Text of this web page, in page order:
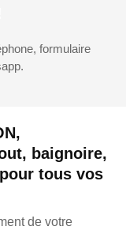
baignoire,
tous vos
de votre
formulaire